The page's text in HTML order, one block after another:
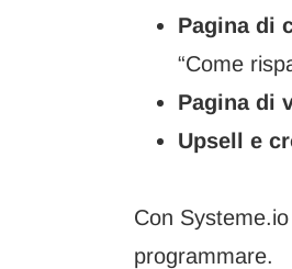
Pagina di
“Come
Pagina di
Upsell e
Con Systeme.io
programmare.